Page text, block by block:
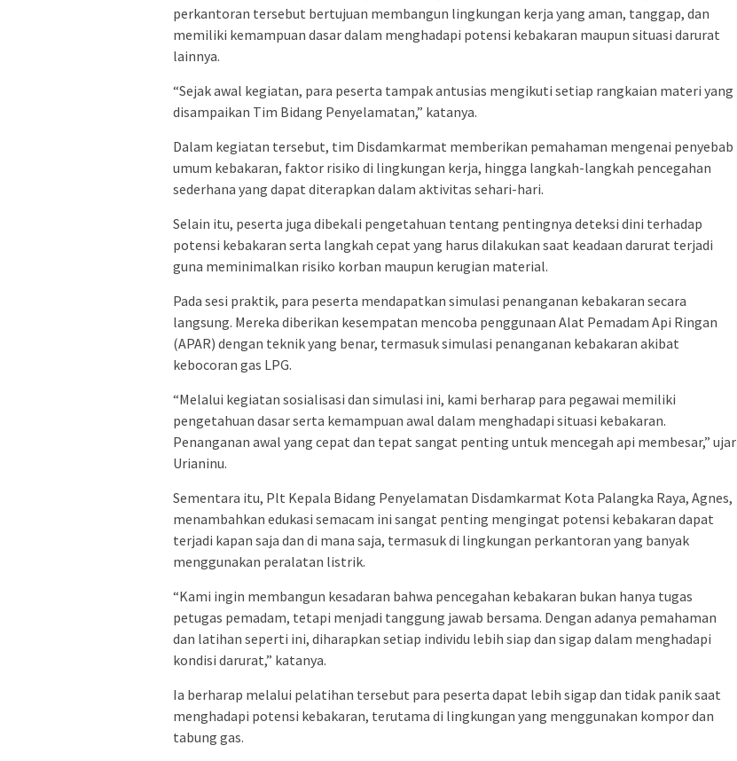
perkantoran tersebut bertujuan membangun lingkungan kerja yang aman, tanggap, dan
memiliki kemampuan dasar dalam menghadapi potensi kebakaran maupun situasi darurat
lainnya.
“Sejak awal kegiatan, para peserta tampak antusias mengikuti setiap rangkaian materi yang
disampaikan Tim Bidang Penyelamatan,” katanya.
Dalam kegiatan tersebut, tim Disdamkarmat memberikan pemahaman mengenai penyebab
umum kebakaran, faktor risiko di lingkungan kerja, hingga langkah-langkah pencegahan
sederhana yang dapat diterapkan dalam aktivitas sehari-hari.
Selain itu, peserta juga dibekali pengetahuan tentang pentingnya deteksi dini terhadap
potensi kebakaran serta langkah cepat yang harus dilakukan saat keadaan darurat terjadi
guna meminimalkan risiko korban maupun kerugian material.
Pada sesi praktik, para peserta mendapatkan simulasi penanganan kebakaran secara
langsung. Mereka diberikan kesempatan mencoba penggunaan Alat Pemadam Api Ringan
(APAR) dengan teknik yang benar, termasuk simulasi penanganan kebakaran akibat
kebocoran gas LPG.
“Melalui kegiatan sosialisasi dan simulasi ini, kami berharap para pegawai memiliki
pengetahuan dasar serta kemampuan awal dalam menghadapi situasi kebakaran.
Penanganan awal yang cepat dan tepat sangat penting untuk mencegah api membesar,” ujar
Urianinu.
Sementara itu, Plt Kepala Bidang Penyelamatan Disdamkarmat Kota Palangka Raya, Agnes,
menambahkan edukasi semacam ini sangat penting mengingat potensi kebakaran dapat
terjadi kapan saja dan di mana saja, termasuk di lingkungan perkantoran yang banyak
menggunakan peralatan listrik.
“Kami ingin membangun kesadaran bahwa pencegahan kebakaran bukan hanya tugas
petugas pemadam, tetapi menjadi tanggung jawab bersama. Dengan adanya pemahaman
dan latihan seperti ini, diharapkan setiap individu lebih siap dan sigap dalam menghadapi
kondisi darurat,” katanya.
Ia berharap melalui pelatihan tersebut para peserta dapat lebih sigap dan tidak panik saat
menghadapi potensi kebakaran, terutama di lingkungan yang menggunakan kompor dan
tabung gas.